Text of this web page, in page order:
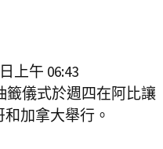
上午 06:43
籤儀式於週四在阿比讓
加拿大舉行。